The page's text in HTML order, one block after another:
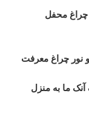
محفل
چراغ معرفت
ما به منزل